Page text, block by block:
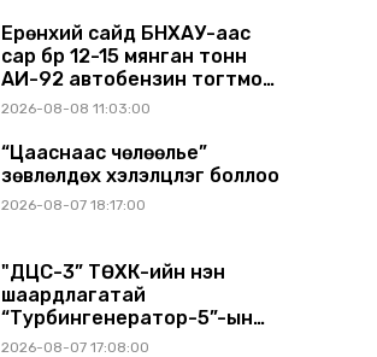
АШИГЛАЛТАД ОРЖ БАЙНА
Ерөнхий сайд БНХАУ-аас
сар бүр 12-15 мянган тонн
АИ-92 автобензин тогтмол
нийлүүлэх хүсэлт тавилаа
2026-08-08 11:03:00
“Цааснаас чөлөөлье”
зөвлөлдөх хэлэлцүүлэг боллоо
2026-08-07 18:17:00
"ДЦС-3” ТӨХК-ийн нэн
шаардлагатай
“Турбингенератор-5”-ын
шинэчлэлийн төсвийг
2026-08-07 17:08:00